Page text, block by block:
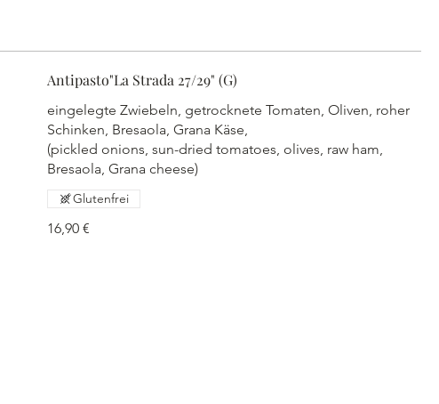
Antipasto"La Strada 27/29" (G)
eingelegte Zwiebeln, getrocknete Tomaten, Oliven, roher
Schinken, Bresaola, Grana Käse,
(pickled onions, sun-dried tomatoes, olives, raw ham,
Bresaola, Grana cheese)
16,90 €
Glutenfrei